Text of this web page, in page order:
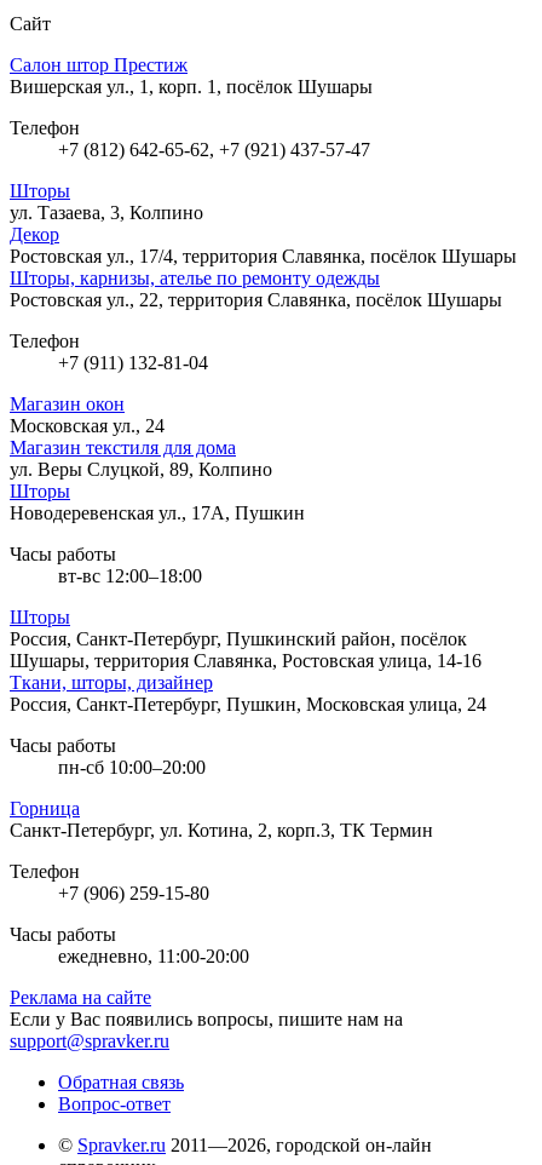
Сайт
Салон штор Престиж
Вишерская ул., 1, корп. 1, посёлок Шушары
Телефон
+7 (812) 642-65-62, +7 (921) 437-57-47
Шторы
ул. Тазаева, 3, Колпино
Декор
Ростовская ул., 17/4, территория Славянка, посёлок Шушары
Шторы, карнизы, ателье по ремонту одежды
Ростовская ул., 22, территория Славянка, посёлок Шушары
Телефон
+7 (911) 132-81-04
Магазин окон
Московская ул., 24
Магазин текстиля для дома
ул. Веры Слуцкой, 89, Колпино
Шторы
Новодеревенская ул., 17А, Пушкин
Часы работы
вт-вс 12:00–18:00
Шторы
Россия, Санкт-Петербург, Пушкинский район, посёлок
Шушары, территория Славянка, Ростовская улица, 14-16
Ткани, шторы, дизайнер
Россия, Санкт-Петербург, Пушкин, Московская улица, 24
Часы работы
пн-сб 10:00–20:00
Горница
Санкт-Петербург, ул. Котина, 2, корп.3, ТК Термин
Телефон
+7 (906) 259-15-80
Часы работы
ежедневно, 11:00-20:00
Реклама на сайте
Если у Вас появились вопросы, пишите нам на
support@spravker.ru
Обратная связь
Вопрос-ответ
© Spravker.ru 2011—2026, городской он-лайн